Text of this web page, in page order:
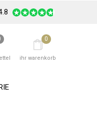
ihr warenkorb
0